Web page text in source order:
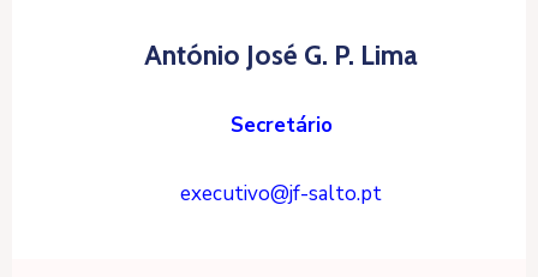
António José G. P. Lima
Secretário
executivo@jf-salto.pt